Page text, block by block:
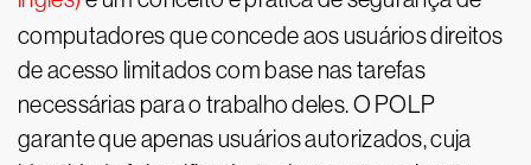
computadores que concede aos usuários direitos
de acesso limitados com base nas tarefas
necessárias para o trabalho deles. O POLP
garante que apenas usuários autorizados, cuja